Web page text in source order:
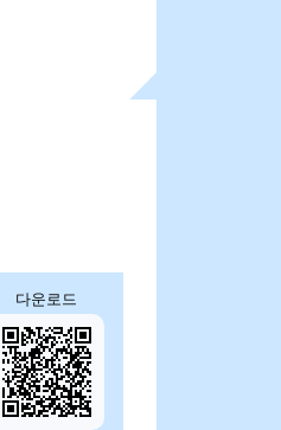
다운로드